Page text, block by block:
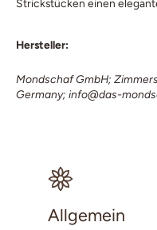
Strickstücken einen
Hersteller:
Mondschaf GmbH;
Germany; info@das-
Allgemein